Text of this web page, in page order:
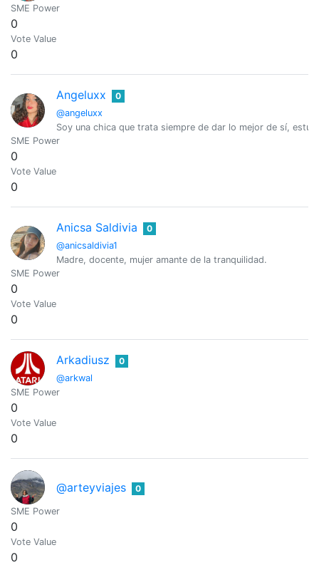
SME Power
0
Vote Value
0
Angeluxx
@angeluxx
0
Soy una chica que trata siempre de dar lo mejor de sí,
SME Power
0
Vote Value
0
Anicsa Saldivia
@anicsaldivia1
0
Madre, docente, mujer amante de la tranquilidad.
SME Power
0
Vote Value
0
Arkadiusz
@arkwal
0
SME Power
0
Vote Value
0
@arteyviajes 0
SME Power
0
Vote Value
0